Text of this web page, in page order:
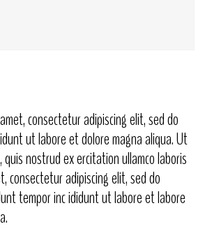
consectetur adipiscing elit, sed do
ut labore et dolore magna aliqua. Ut
quis nostrud ex ercitation ullamco laboris
consectetur adipiscing elit, sed do
tempor inc ididunt ut labore et labore